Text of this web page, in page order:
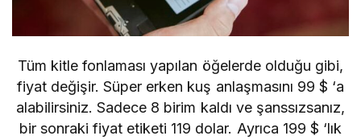
Tüm kitle fonlaması yapılan öğelerde olduğu gibi,
fiyat değişir. Süper erken kuş anlaşmasını 99 $ ‘a
alabilirsiniz. Sadece 8 birim kaldı ve şanssızsanız,
bir sonraki fiyat etiketi 119 dolar. Ayrıca 199 $ ‘lık